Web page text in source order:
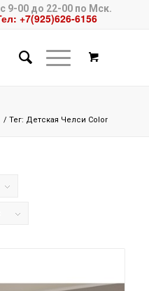
9-00 до 22-00 по Мск.
+7(925)626-6156
/ Тег: Детская Челси Сolor